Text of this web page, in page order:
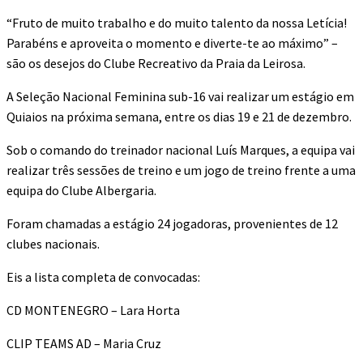
“Fruto de muito trabalho e do muito talento da nossa Letícia!
Parabéns e aproveita o momento e diverte-te ao máximo” –
são os desejos do Clube Recreativo da Praia da Leirosa.
A Seleção Nacional Feminina sub-16 vai realizar um estágio em
Quiaios na próxima semana, entre os dias 19 e 21 de dezembro.
Sob o comando do treinador nacional Luís Marques, a equipa vai
realizar três sessões de treino e um jogo de treino frente a uma
equipa do Clube Albergaria.
Foram chamadas a estágio 24 jogadoras, provenientes de 12
clubes nacionais.
Eis a lista completa de convocadas:
CD MONTENEGRO – Lara Horta
CLIP TEAMS AD – Maria Cruz